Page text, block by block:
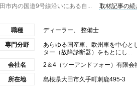
田市内の国道9号線沿いにある自...
取材記事の
職種 ディーラー、 整備士
専門分野
あらゆる国産車、欧州車を中心と
ター（故障診断器）をもとにし...
会社名
2＆4（ツーアンドフォー）有限会
所在地 島根県大田市久手町刺鹿495-3